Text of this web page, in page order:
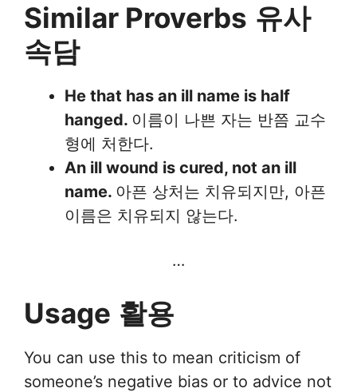
Similar Proverbs 유사
속담
He that has an ill name is half
hanged. 이름이 나쁜 자는 반쯤 교수
형에 처한다.
An ill wound is cured, not an ill
name. 아픈 상처는 치유되지만, 아픈
이름은 치유되지 않는다.
…
Usage 활용
You can use this to mean criticism of
someone’s negative bias or to advice not